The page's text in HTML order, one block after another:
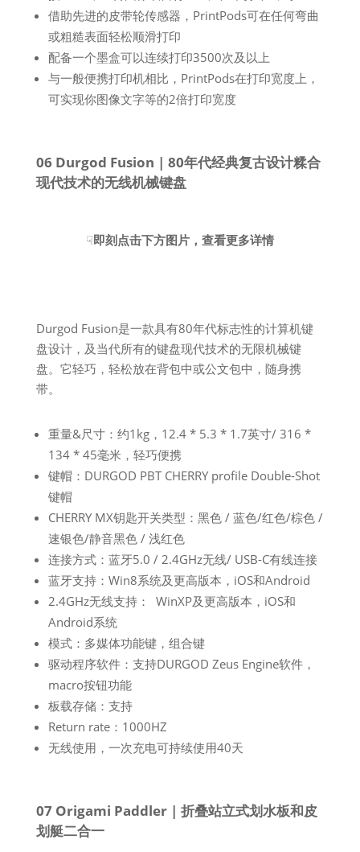
借助先进的皮带轮传感器，PrintPods可在任何弯曲
或粗糙表面轻松顺滑打印
配备一个墨盒可以连续打印3500次及以上
与一般便携打印机相比，PrintPods在打印宽度上，
可实现你图像文字等的2倍打印宽度
06 Durgod Fusion | 80年代经典复古设计糅合
现代技术的无线机械键盘
☟即刻点击下方图片，查看更多详情
Durgod Fusion是一款具有80年代标志性的计算机键
盘设计，及当代所有的键盘现代技术的无限机械键
盘。它轻巧，轻松放在背包中或公文包中，随身携
带。
重量&尺寸：约1kg，12.4 * 5.3 * 1.7英寸/ 316 *
134 * 45毫米，轻巧便携
键帽：DURGOD PBT CHERRY profile Double-Shot
键帽
CHERRY MX钥匙开关类型：黑色 / 蓝色/红色/棕色 /
速银色/静音黑色 / 浅红色
连接方式：蓝牙5.0 / 2.4GHz无线/ USB-C有线连接
蓝牙支持：Win8系统及更高版本，iOS和Android
2.4GHz无线支持： WinXP及更高版本，iOS和
Android系统
模式：多媒体功能键，组合键
驱动程序软件：支持DURGOD Zeus Engine软件，
macro按钮功能
板载存储：支持
Return rate：1000HZ
无线使用，一次充电可持续使用40天
07 Origami Paddler | 折叠站立式划水板和皮
划艇二合一